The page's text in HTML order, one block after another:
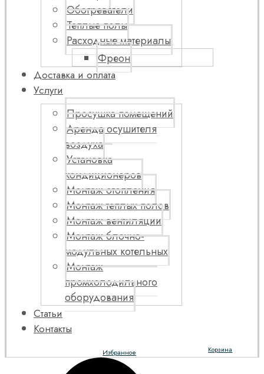
Обогреватели
Теплые полы
Расходные материалы
Фреон
Доставка и оплата
Услуги
Просушка помещений
Аренда осушителя
воздуха
Установка
кондиционеров
Монтаж отопления
Монтаж теплых полов
Монтаж вентиляции
Монтаж блочно-
модульных котельных
Монтаж
промхолодильного
оборудования
Статьи
Контакты
Корзина
Избранное